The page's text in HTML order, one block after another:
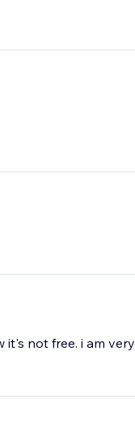
it's not free. i am